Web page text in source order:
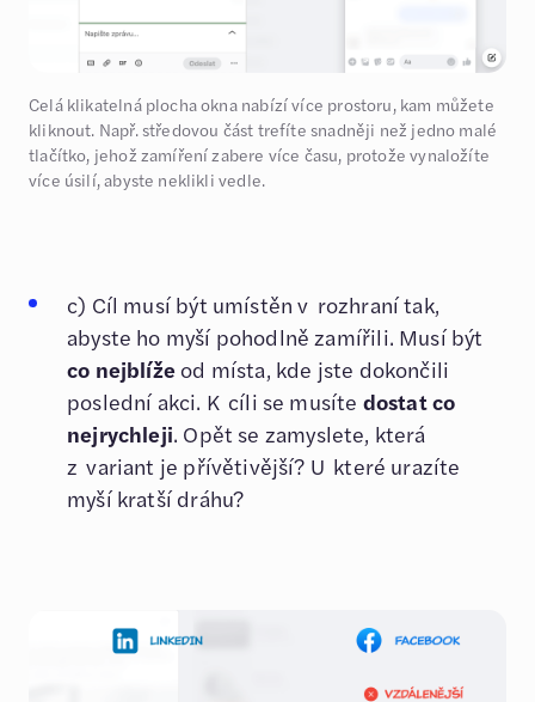
Celá klikatelná plocha okna nabízí více prostoru, kam můžete
kliknout. Např. středovou část trefíte snadněji než jedno malé
tlačítko, jehož zamíření zabere více času, protože vynaložíte
více úsilí, abyste neklikli vedle.
c) Cíl musí být umístěn v rozhraní tak,
abyste ho myší pohodlně zamířili. Musí být
co nejblížeod místa, kde jste dokončili
poslední akci. K cíli se musíte dostat co
nejrychleji. Opět se zamyslete, která
z variant je přívětivější? U které urazíte
myší kratší dráhu?